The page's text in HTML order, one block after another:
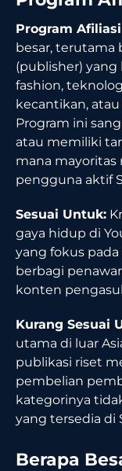
Program
besar, terutama
(publisher)
fashion,
kecantikan,
Program ini
atau memiliki
mana mayoritas
pengguna aktif
Sesuai Untuk:
gaya hidup di
yang fokus
berbagi
konten
Kurang Sesuai
utama di luar
publikasi riset
pembelian
kategorinya
yang tersedia di
Berapa